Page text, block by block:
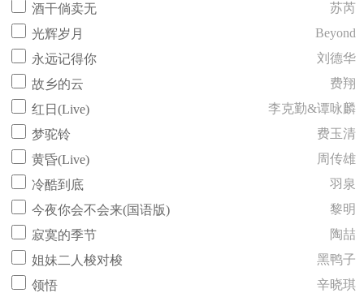
酒干倘卖无
苏芮
光辉岁月
Beyond
永远记得你
刘德华
故乡的云
费翔
红日(Live)
李克勤&谭咏麟
梦驼铃
费玉清
黄昏(Live)
周传雄
冷酷到底
羽泉
今夜你会不会来(国语版)
黎明
寂寞的季节
陶喆
姐妹二人梭对梭
黑鸭子
领悟
辛晓琪